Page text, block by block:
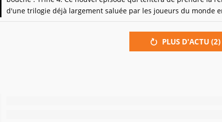
d'une trilogie déjà largement saluée par les joueurs du monde
nous ouvre les portes de son univers fantasy...
PLUS D'ACTU (2)